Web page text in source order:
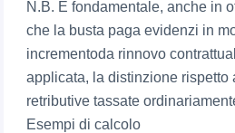
N.B. È fondamentale, anche in
che la busta paga evidenzi in
incrementoda rinnovo
applicata, la distinzione rispetto
retributive tassate
Esempi di calcolo